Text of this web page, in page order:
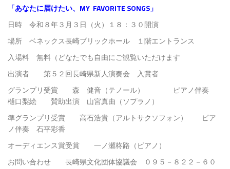
「あなたに届けたい、MY FAVORITE SONGS」
日時 令和８年３月３日（火）１８：３０開演
場所 ベネックス長崎ブリックホール １階エントランス
入場料 無料（どなたでも自由にご観覧いただけます
出演者 第５２回長崎県新人演奏会 入賞者
グランプリ受賞 森 健音（テノール） ピアノ伴奏
樋口梨絵 賛助出演 山宮真由（ソプラノ）
準グランプリ受賞 高石浩貴（アルトサクソフォン） ピア
ノ伴奏 石平彩香
オーディエンス賞受賞 一ノ瀬柊路（ピアノ）
お問い合わせ 長崎県文化団体協議会 ０９５－８２２－６０